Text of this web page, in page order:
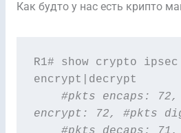
Как будто у нас есть крипто
R1# show crypto
encrypt|decrypt
#pkts encaps:
encrypt: 72, #pkts